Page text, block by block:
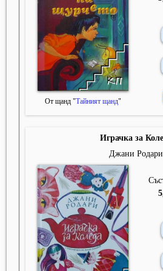
От щанд "Тайният щанд"
Играчка за
Джани Родари